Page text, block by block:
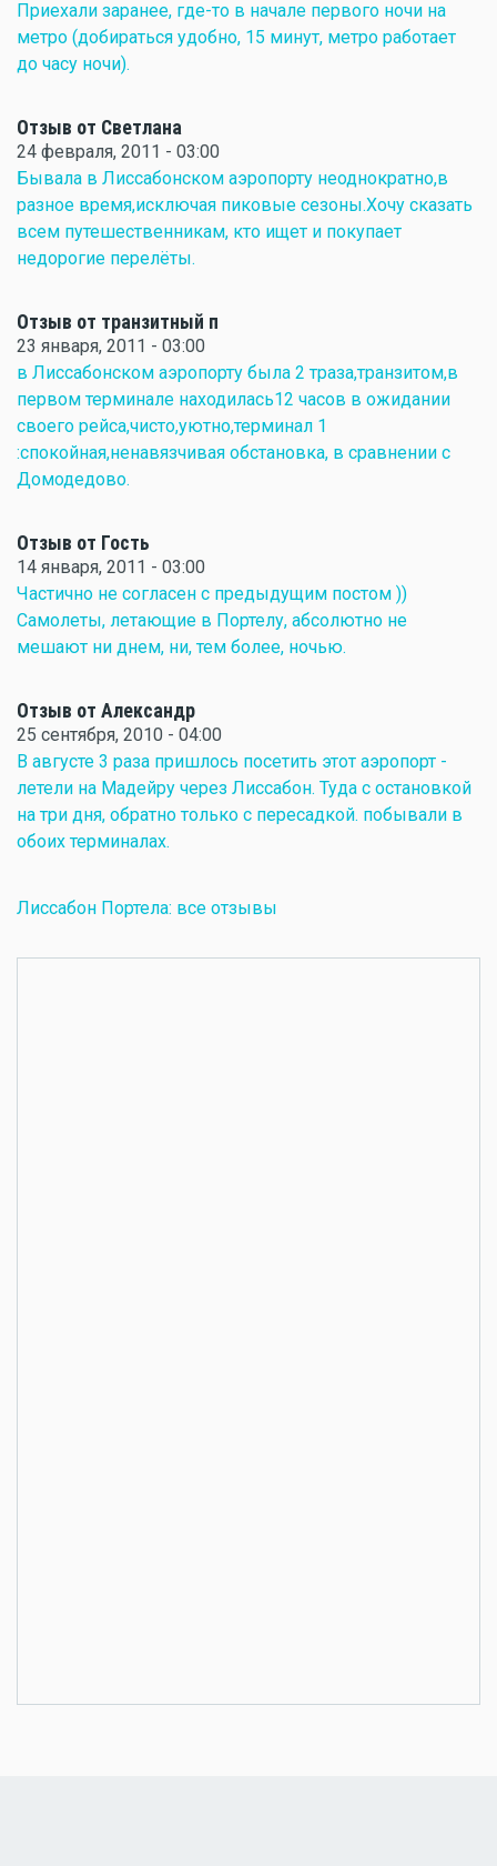
Приехали заранее, где-то в начале первого ночи на
метро (добираться удобно, 15 минут, метро работает
до часу ночи).
Отзыв от Светлана
24 февраля, 2011 - 03:00
Бывала в Лиссабонском аэропорту неоднократно,в
разное время,исключая пиковые сезоны.Хочу сказать
всем путешественникам, кто ищет и покупает
недорогие перелёты.
Отзыв от транзитный п
23 января, 2011 - 03:00
в Лиссабонском аэропорту была 2 траза,транзитом,в
первом терминале находилась12 часов в ожидании
своего рейса,чисто,уютно,терминал 1
:спокойная,ненавязчивая обстановка, в сравнении с
Домодедово.
Отзыв от Гость
14 января, 2011 - 03:00
Частично не согласен с предыдущим постом ))
Самолеты, летающие в Портелу, абсолютно не
мешают ни днем, ни, тем более, ночью.
Отзыв от Александр
25 сентября, 2010 - 04:00
В августе 3 раза пришлось посетить этот аэропорт -
летели на Мадейру через Лиссабон. Туда с остановкой
на три дня, обратно только с пересадкой. побывали в
обоих терминалах.
Лиссабон Портела: все отзывы